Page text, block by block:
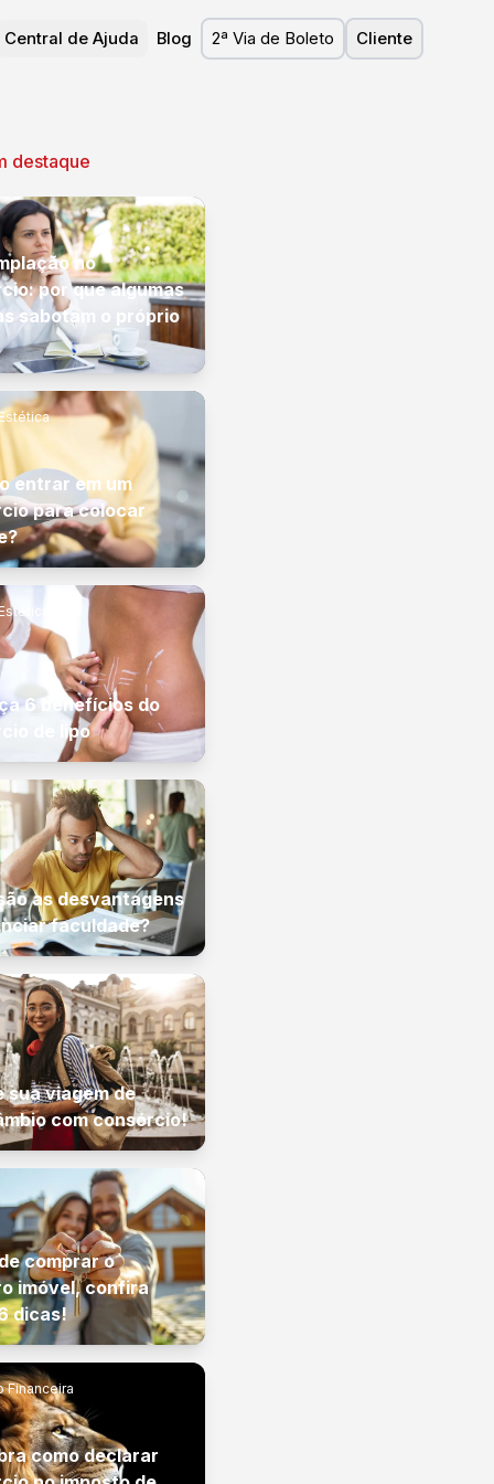
Central de Ajuda Blog 2ª Via de Boleto Cliente
destaque
no
por que algumas
sabotam o próprio
entrar em um
para colocar
6 benefícios do
de lipo
as desvantagens
faculdade?
sua viagem de
com consórcio!
comprar o
imóvel, confira
dicas!
Financeira
como declarar